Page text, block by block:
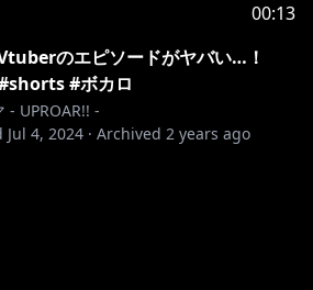
00:13
のエピソードがヤバい…！
#ボカロ
- UPROAR!! -
Jul 4, 2024 · Archived 2 years ago